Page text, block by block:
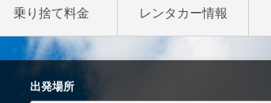
乗り捨て料金 レンタカー情報
出発場所